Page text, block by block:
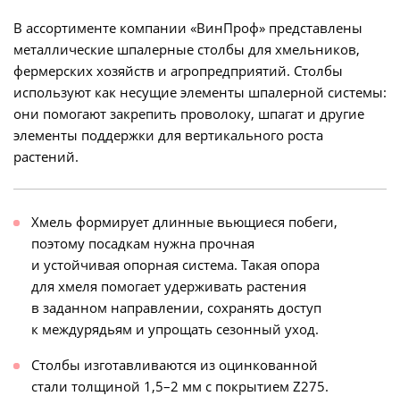
В ассортименте компании «ВинПроф» представлены
металлические шпалерные столбы для хмельников,
фермерских хозяйств и агропредприятий. Столбы
используют как несущие элементы шпалерной системы:
они помогают закрепить проволоку, шпагат и другие
элементы поддержки для вертикального роста
растений.
Хмель формирует длинные вьющиеся побеги,
поэтому посадкам нужна прочная
и устойчивая опорная система. Такая опора
для хмеля помогает удерживать растения
в заданном направлении, сохранять доступ
к междурядьям и упрощать сезонный уход.
Столбы изготавливаются из оцинкованной
стали толщиной 1,5–2 мм с покрытием Z275.